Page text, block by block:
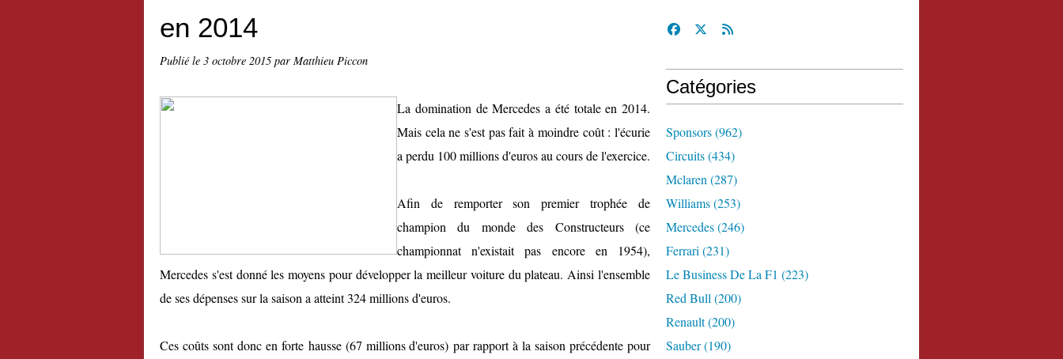
en 2014
Publié le 3 octobre 2015 par Matthieu Piccon
La domination de Mercedes a été totale en 2014.
Mais cela ne s'est pas fait à moindre coût : l'écurie
a perdu 100 millions d'euros au cours de l'exercice.
Afin de remporter son premier trophée de
champion du monde des Constructeurs (ce
championnat n'existait pas encore en 1954),
Mercedes s'est donné les moyens pour développer la meilleur voiture du plateau. Ainsi l'ensemble
de ses dépenses sur la saison a atteint 324 millions d'euros.
Ces coûts sont donc en forte hausse (67 millions d'euros) par rapport à la saison précédente pour
Catégories
Sponsors(962)
Circuits(434)
Mclaren (287)
Williams(253)
Mercedes(246)
Ferrari (231)
Le Business De La F1 (223)
Red Bull (200)
Renault(200)
Sauber(190)